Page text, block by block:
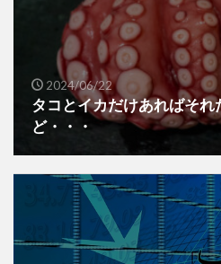
2024/06/22
タコとイカだけあればそ
ど・・・